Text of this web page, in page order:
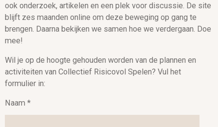
ook onderzoek, artikelen en een plek voor discussie. De site
blijft zes maanden online om deze beweging op gang te
brengen. Daarna bekijken we samen hoe we verdergaan. Doe
mee!
Wil je op de hoogte gehouden worden van de plannen en
activiteiten van Collectief Risicovol Spelen? Vul het
formulier in:
Naam *